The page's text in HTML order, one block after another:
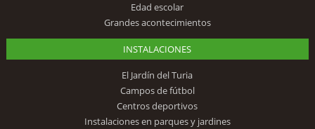
Edad escolar
Grandes acontecimientos
INSTALACIONES
El Jardín del Turia
Campos de fútbol
Centros deportivos
Instalaciones en parques y jardines